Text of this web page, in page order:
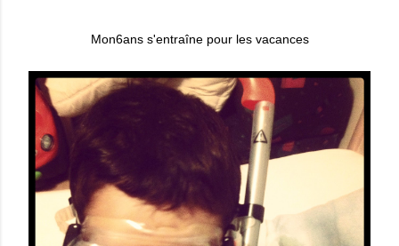
Mon6ans s'entraîne pour les vacances